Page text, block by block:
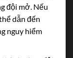
đội mở. Nếu
dẫn đến
nguy hiểm